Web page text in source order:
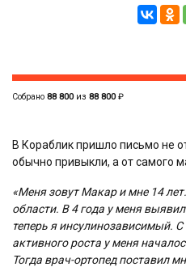
Собрано 88 800из 88 800₽
В Кораблик пришло письмо не
обычно привыкли, а от самого
«Меня зовут Макар и мне 14
области. В 4 года у меня
теперь я инсулинозависимый.
активного роста у меня
Тогда врач-ортопед поставил